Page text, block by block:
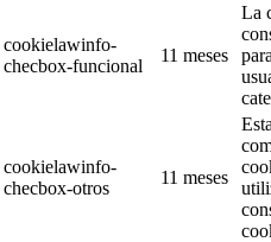
cookielawinfo-
checbox-funcional
11 meses
La
cookielawinfo-
checbox-otros
11 meses